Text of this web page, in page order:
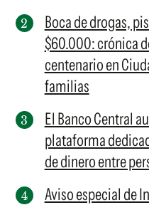
Boca de drogas,
$60.000: crónica
centenario en
familias
El Banco Central
plataforma
de dinero entre
Aviso especial de